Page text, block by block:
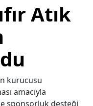
Atık
kurucusu
amacıyla
sponsorluk desteği